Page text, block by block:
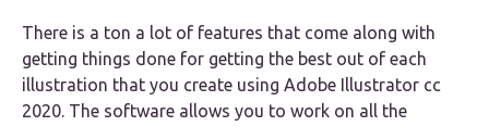
There is a ton a lot of features that come along with
getting things done for getting the best out of each
illustration that you create using Adobe Illustrator cc
2020. The software allows you to work on all the